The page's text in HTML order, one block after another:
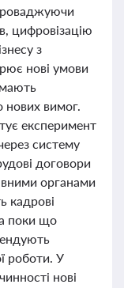
цифровізацію
з
нові умови
мають
нових вимог.
експеримент
систему
договори
органами
кадрові
поки що
роботи. У
нові